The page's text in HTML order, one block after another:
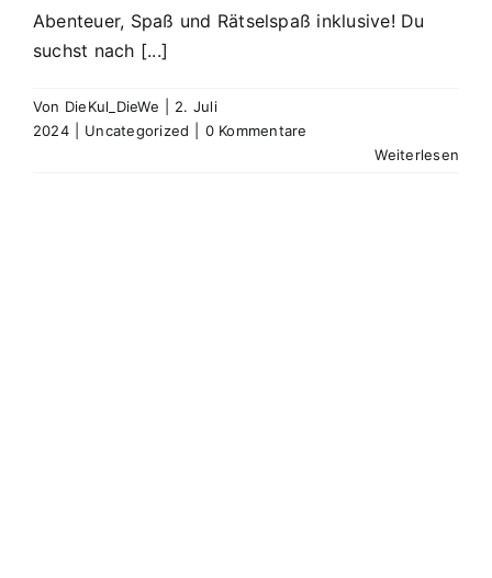
Abenteuer, Spaß und Rätselspaß inklusive! Du
suchst nach [...]
Von DieKul_DieWe
2. Juli
2024
Uncategorized
0 Kommentare
Weiterlesen